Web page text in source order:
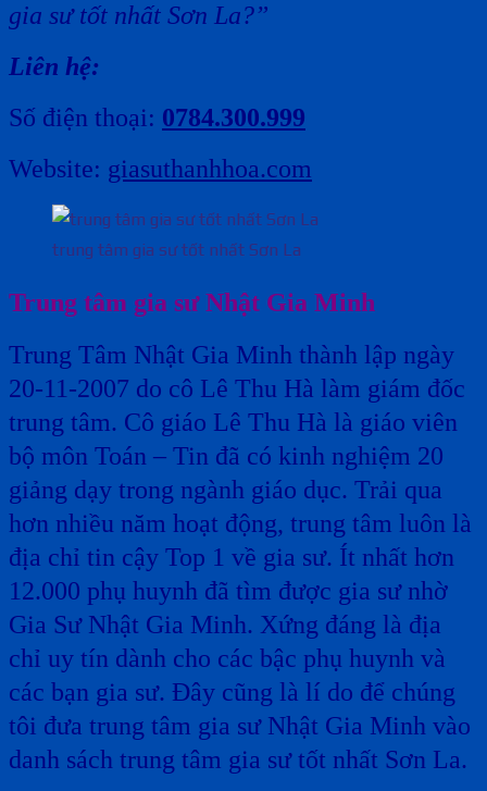
gia sư tốt nhất Sơn La?”
Liên hệ:
Số điện thoại: 0784.300.999
Website: giasuthanhhoa.com
trung tâm gia sư tốt nhất Sơn La
Trung tâm gia sư Nhật Gia Minh
Trung Tâm Nhật Gia Minh thành lập ngày
20-11-2007 do cô Lê Thu Hà làm giám đốc
trung tâm. Cô giáo Lê Thu Hà là giáo viên
bộ môn Toán – Tin đã có kinh nghiệm 20
giảng dạy trong ngành giáo dục. Trải qua
hơn nhiều năm hoạt động, trung tâm luôn là
địa chỉ tin cậy Top 1 về gia sư. Ít nhất hơn
12.000 phụ huynh đã tìm được gia sư nhờ
Gia Sư Nhật Gia Minh. Xứng đáng là địa
chỉ uy tín dành cho các bậc phụ huynh và
các bạn gia sư. Đây cũng là lí do để chúng
tôi đưa trung tâm gia sư Nhật Gia Minh vào
danh sách trung tâm gia sư tốt nhất Sơn La.